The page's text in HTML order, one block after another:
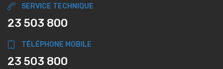
SERVICE TECHNIQUE
23 503 800
TÉLÉPHONE MOBILE
23 503 800